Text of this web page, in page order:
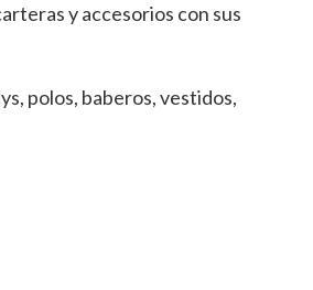
y accesorios con sus
polos, baberos, vestidos,